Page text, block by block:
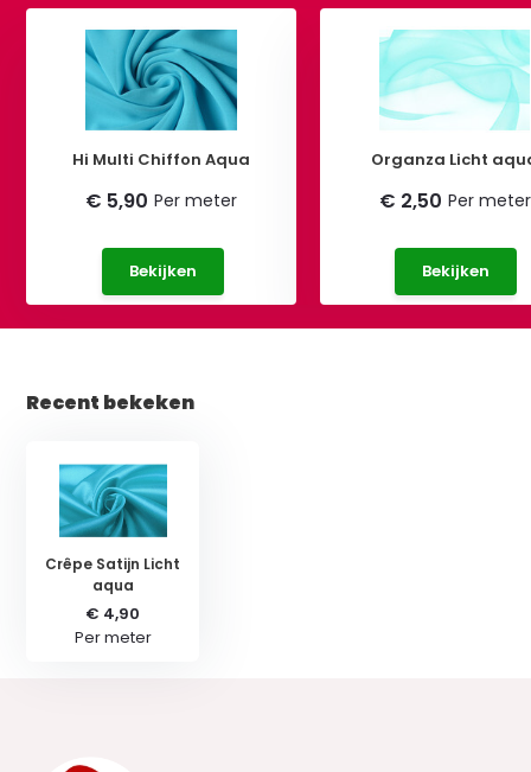
Hi Multi Chiffon Aqua
€ 5,90 Per meter
Bekijken
Organza Licht
€ 2,50 Per meter
Bekijken
Recent bekeken
Crêpe Satijn Licht
aqua
€ 4,90
Per meter